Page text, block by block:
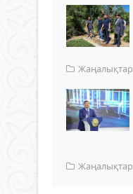
Жаңалықтар
Жаңалықтар